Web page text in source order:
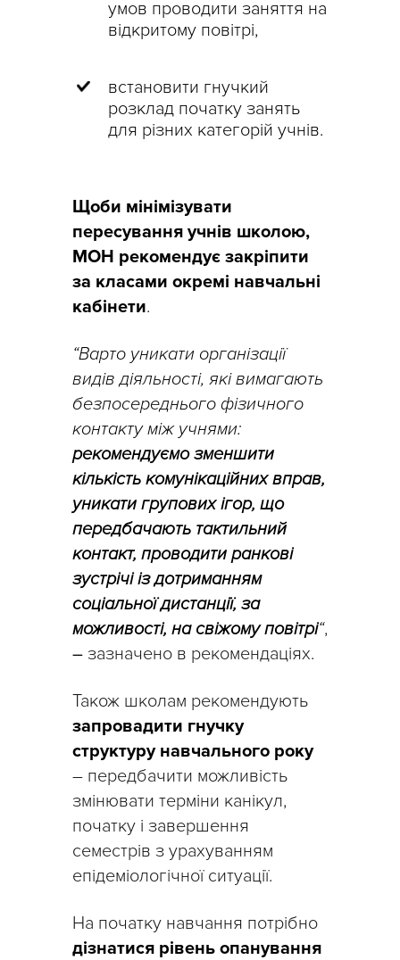
умов проводити заняття на
відкритому повітрі,
встановити гнучкий
розклад початку занять
для різних категорій учнів.
Щоби мінімізувати
пересування учнів школою,
МОН рекомендує закріпити
за класами окремі навчальні
кабінети.
“Варто уникати організації
видів діяльності, які вимагають
безпосереднього фізичного
контакту між учнями:
рекомендуємо зменшити
кількість комунікаційних вправ,
уникати групових ігор, що
передбачають тактильний
контакт, проводити ранкові
зустрічі із дотриманням
соціальної дистанції, за
можливості, на свіжому повітрі“,
– зазначено в рекомендаціях.
Також школам рекомендують
запровадити гнучку
структуру навчального року
– передбачити можливість
змінювати терміни канікул,
початку і завершення
семестрів з урахуванням
епідеміологічної ситуації.
На початку навчання потрібно
дізнатися рівень опанування